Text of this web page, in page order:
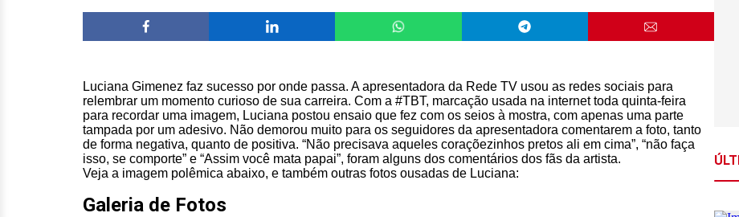
Luciana Gimenez faz sucesso por onde passa. A apresentadora da Rede TV usou as redes sociais para
relembrar um momento curioso de sua carreira. Com a #TBT, marcação usada na internet toda quinta-feira
para recordar uma imagem, Luciana postou ensaio que fez com os seios à mostra, com apenas uma parte
tampada por um adesivo. Não demorou muito para os seguidores da apresentadora comentarem a foto, tanto
de forma negativa, quanto de positiva. “Não precisava aqueles coraçõezinhos pretos ali em cima”, “não faça
isso, se comporte” e “Assim você mata papai”, foram alguns dos comentários dos fãs da artista.
Veja a imagem polêmica abaixo, e também outras fotos ousadas de Luciana:
Galeria de Fotos